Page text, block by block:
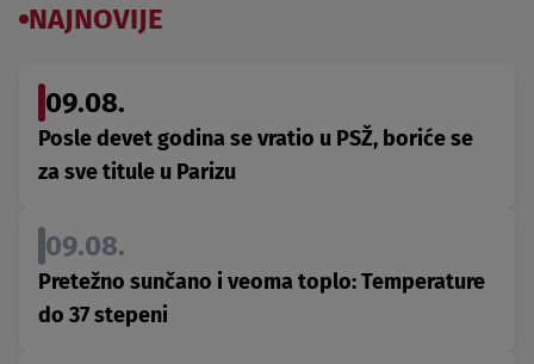
NAJNOVIJE
09.08.
Posle devet godina se vratio u PSŽ, boriće se
za sve titule u Parizu
09.08.
Pretežno sunčano i veoma toplo: Temperature
do 37 stepeni